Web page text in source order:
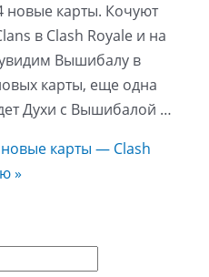
новые карты. Кочуют
в Clash Royale и на
Вышибалу в
карты, еще одна
Духи с Вышибалой …
карты — Clash
»